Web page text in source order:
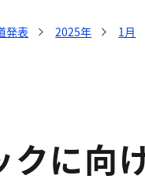
発表 2025年 1月
クに向